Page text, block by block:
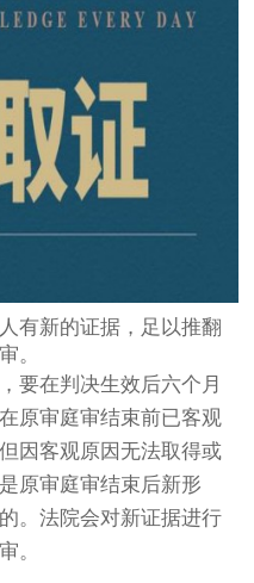
有新的证据，足以推翻
。
要在判决生效后六个月
原审庭审结束前已客观
因客观原因无法取得或
原审庭审结束后新形
。法院会对新证据进行
。